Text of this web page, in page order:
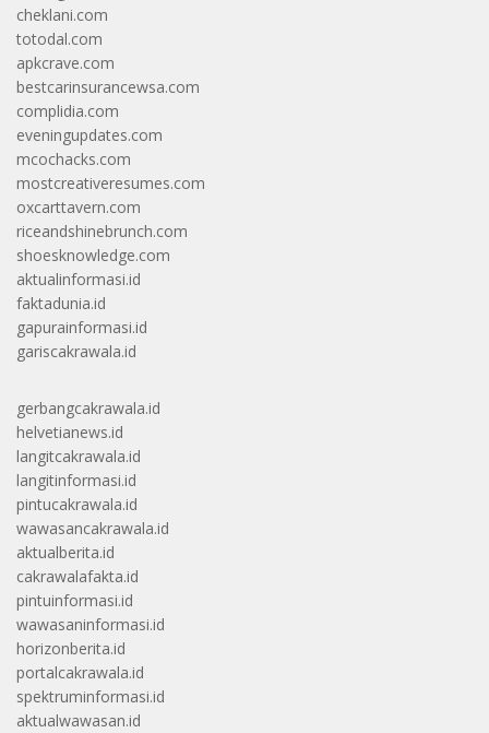
cheklani.com
totodal.com
apkcrave.com
bestcarinsurancewsa.com
complidia.com
eveningupdates.com
mcochacks.com
mostcreativeresumes.com
oxcarttavern.com
riceandshinebrunch.com
shoesknowledge.com
aktualinformasi.id
faktadunia.id
gapurainformasi.id
gariscakrawala.id
gerbangcakrawala.id
helvetianews.id
langitcakrawala.id
langitinformasi.id
pintucakrawala.id
wawasancakrawala.id
aktualberita.id
cakrawalafakta.id
pintuinformasi.id
wawasaninformasi.id
horizonberita.id
portalcakrawala.id
spektruminformasi.id
aktualwawasan.id